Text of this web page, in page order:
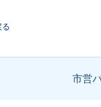
市営